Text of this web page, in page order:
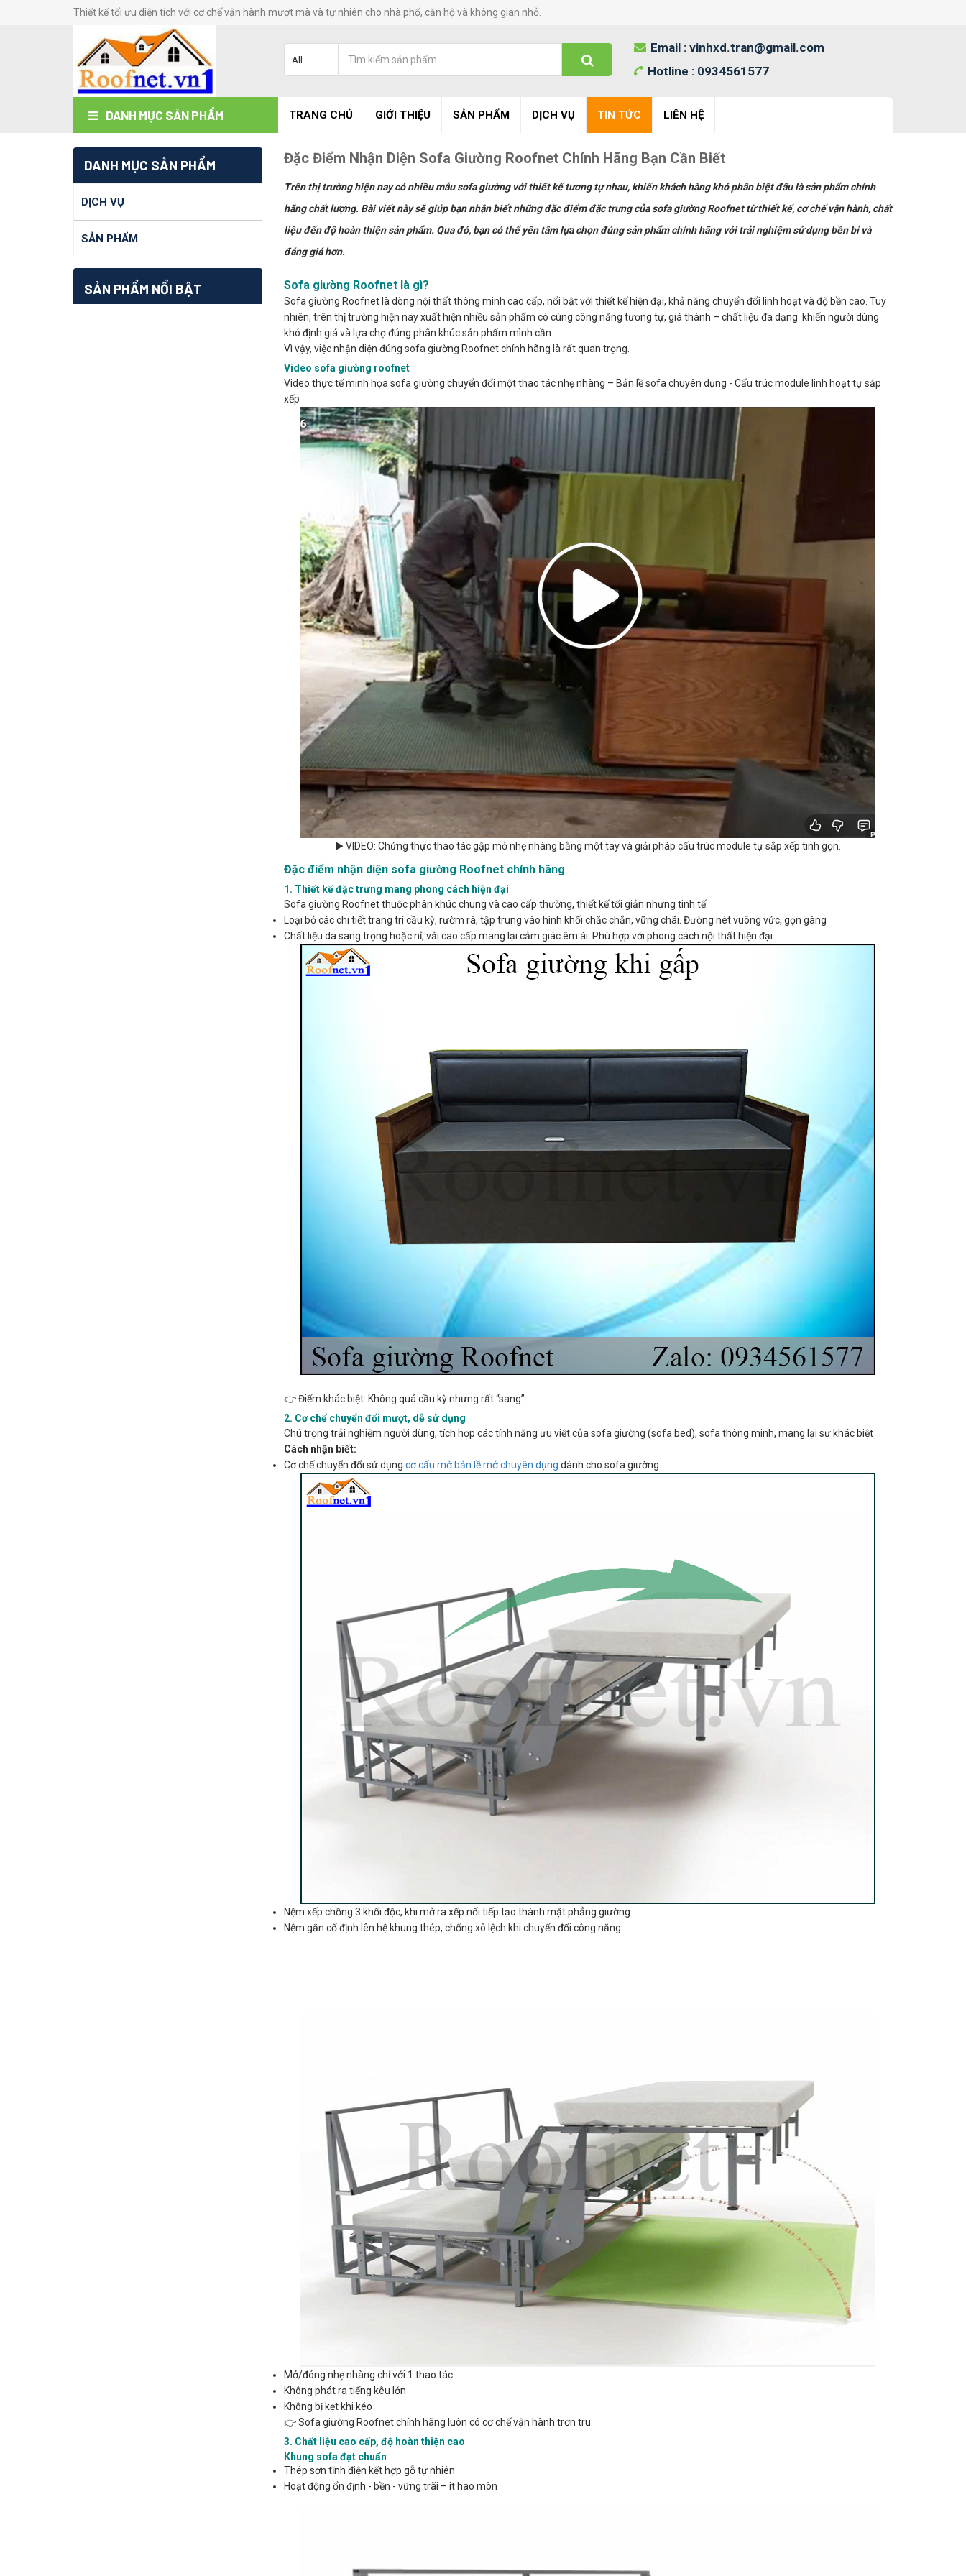
Thiết kế tối ưu diện tích với cơ chế vận hành mượt mà và tự nhiên cho nhà phố, căn hộ và không gian nhỏ.
Email : vinhxd.tran@gmail.com
Hotline : 0934561577
DANH MỤC SẢN PHẨM TRANG CHỦ GIỚI THIỆU SẢN PHẨM DỊCH VỤ TIN TỨC LIÊN HỆ
DANH MỤC SẢN PHẨM
DỊCH VỤ
SẢN PHẨM
SẢN PHẨM NỔI BẬT
Đặc Điểm Nhận Diện Sofa Giường Roofnet Chính Hãng Bạn Cần Biết
Trên thị trường hiện nay có nhiều mẫu sofa giường với thiết kế tương tự nhau, khiến khách hàng khó phân biệt đâu là sản phẩm chính
hãng chất lượng. Bài viết này sẽ giúp bạn nhận biết những đặc điểm đặc trưng của sofa giường Roofnet từ thiết kế, cơ chế vận hành, chất
liệu đến độ hoàn thiện sản phẩm. Qua đó, bạn có thể yên tâm lựa chọn đúng sản phẩm chính hãng với trải nghiệm sử dụng bền bỉ và
đáng giá hơn.
Sofa giường Roofnet là gì?
Sofa giường Roofnet là dòng nội thất thông minh cao cấp, nổi bật với thiết kế hiện đại, khả năng chuyển đổi linh hoạt và độ bền cao. Tuy
nhiên, trên thị trường hiện nay xuất hiện nhiều sản phẩm có cùng công năng tương tự, giá thành – chất liệu đa dạng khiến người dùng
khó định giá và lựa chọ đúng phân khúc sản phẩm mình cần.
Vì vậy, việc nhận diện đúng sofa giường Roofnet chính hãng là rất quan trọng.
Video sofa giường roofnet
Video thực tế minh họa sofa giường chuyển đổi một thao tác nhẹ nhàng – Bản lề sofa chuyên dụng - Cấu trúc module linh hoạt tự sắp
xếp
▶️ VIDEO: Chứng thực thao tác gập mở nhẹ nhàng bằng một tay và giải pháp cấu trúc module tự sắp xếp tinh gọn.
Đặc điểm nhận diện sofa giường Roofnet chính hãng
1. Thiết kế đặc trưng mang phong cách hiện đại
Sofa giường Roofnet thuộc phân khúc chung và cao cấp thường, thiết kế tối giản nhưng tinh tế:
Loại bỏ các chi tiết trang trí cầu kỳ, rườm rà, tập trung vào hình khối chắc chắn, vững chãi. Đường nét vuông vức, gọn gàng
Chất liệu da sang trọng hoặc nỉ, vải cao cấp mang lại cảm giác êm ái. Phù hợp với phong cách nội thất hiện đại
👉 Điểm khác biệt: Không quá cầu kỳ nhưng rất “sang”.
2. Cơ chế chuyển đổi mượt, dễ sử dụng
Chú trọng trải nghiệm người dùng, tích hợp các tính năng ưu việt của sofa giường (sofa bed), sofa thông minh, mang lại sự khác biệt
Cách nhận biết:
Cơ chế chuyển đổi sử dụng cơ cấu mở bản lề mở chuyên dụng dành cho sofa giường
Nệm xếp chồng 3 khối độc, khi mở ra xếp nối tiếp tạo thành mặt phẳng giường
Nệm gắn cố định lên hệ khung thép, chống xô lệch khi chuyển đổi công năng
Mở/đóng nhẹ nhàng chỉ với 1 thao tác
Không phát ra tiếng kêu lớn
Không bị kẹt khi kéo
👉 Sofa giường Roofnet chính hãng luôn có cơ chế vận hành trơn tru.
3. Chất liệu cao cấp, độ hoàn thiện cao
Khung sofa đạt chuẩn
Thép sơn tĩnh điện kết hợp gỗ tự nhiên
Hoạt động ổn định - bền - vững trãi – it hao mòn